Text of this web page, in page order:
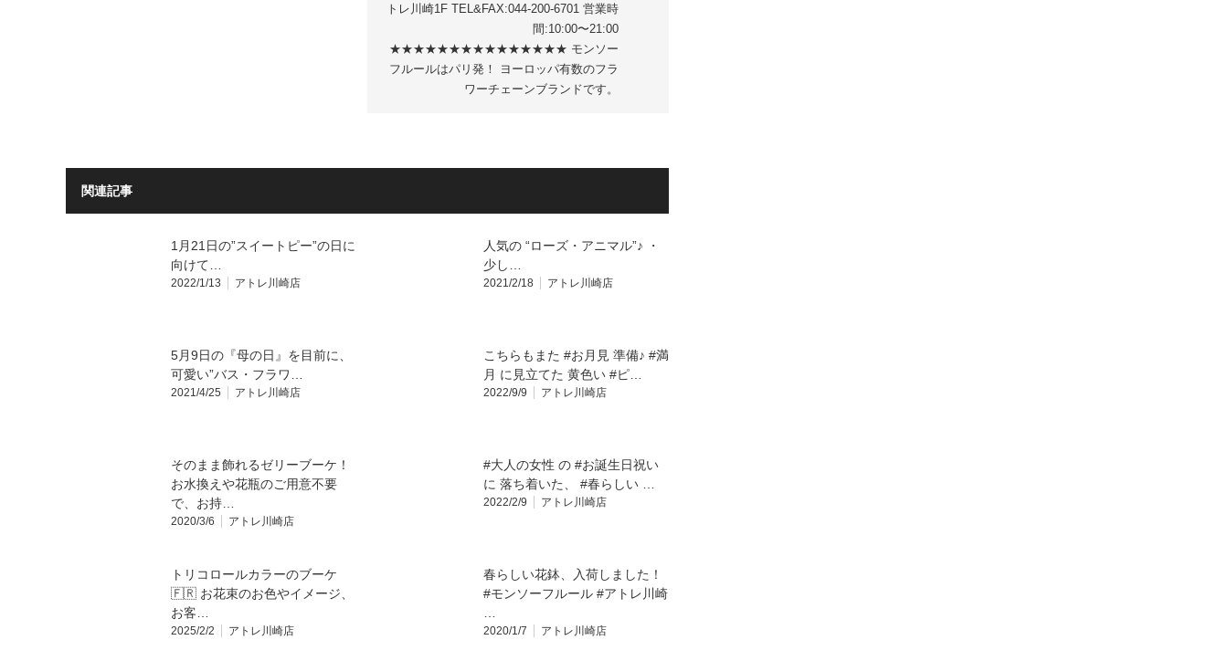
トレ川崎1F TEL&FAX:044-200-6701 営業時
間:10:00〜21:00
★★★★★★★★★★★★★★★ モンソー
フルールはパリ発！ ヨーロッパ有数のフラ
ワーチェーンブランドです。
関連記事
1月21日の”スイートピー”の日に
向けて…
2022/1/13 アトレ川崎店
人気の “ローズ・アニマル”♪ ・
少し…
2021/2/18 アトレ川崎店
5月9日の『母の日』を目前に、
可愛い”バス・フラワ…
2021/4/25 アトレ川崎店
こちらもまた #お月見 準備♪ #満
月 に見立てた 黄色い #ピ…
2022/9/9 アトレ川崎店
そのまま飾れるゼリーブーケ！
お水換えや花瓶のご用意不要
で、お持…
2020/3/6 アトレ川崎店
#大人の女性 の #お誕生日祝い
に 落ち着いた、 #春らしい …
2022/2/9 アトレ川崎店
トリコロールカラーのブーケ
🇫🇷 お花束のお色やイメージ、
お客…
2025/2/2 アトレ川崎店
春らしい花鉢、入荷しました！
#モンソーフルール #アトレ川崎
2020/1/7 アトレ川崎店